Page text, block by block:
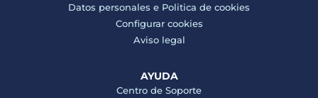
Datos personales e Politica de cookies
Configurar cookies
Aviso legal
AYUDA
Centro de Soporte